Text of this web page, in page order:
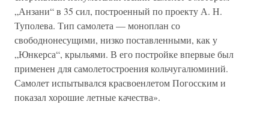
„Анзани“ в 35 сил, построенный по проекту А. Н.
Туполева. Тип самолета — моноплан со
свободнонесущими, низко поставленными, как у
„Юнкерса“, крыльями. В его постройке впервые был
применен для самолетостроения кольчугалюминий.
Самолет испытывался красвоенлетом Погосским и
показал хорошие летные качества».